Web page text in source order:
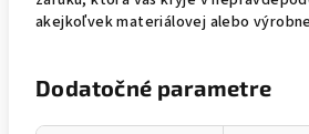
akejkoľvek materiálovej alebo
Dodatočné parametre